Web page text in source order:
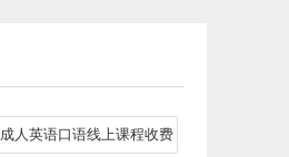
成人英语口语线上课程收费